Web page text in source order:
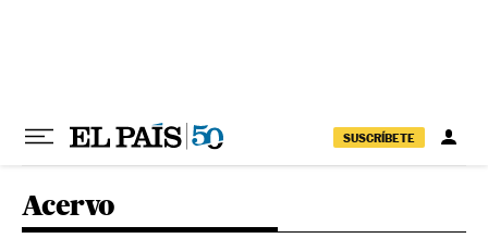
SUSCRÍBETE
Acervo